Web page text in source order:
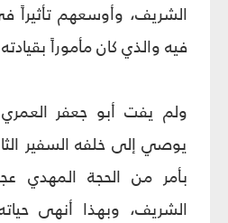
الشريف، وأوسعهم
فيه والذي كان مأموراً
ولم يفت أبو جعفر
يوصي إلى خلفه السفير
بأمر من الحجة المهدي
الشريف، وبهذا أنهى